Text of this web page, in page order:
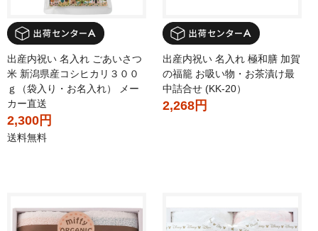
出産内祝い 名入れ ごあいさつ
米 新潟県産コシヒカリ３００
ｇ（袋入り・お名入れ） メー
カー直送
2,300円
送料無料
出産内祝い 名入れ 極和膳 加賀
の福籠 お吸い物・お茶漬け最
中詰合せ (KK-20）
2,268円